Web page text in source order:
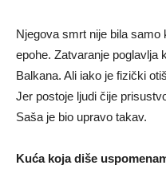
Njegova smrt nije bila samo
epohe. Zatvaranje poglavlja
Balkana. Ali iako je fizički
Jer postoje ljudi čije
Saša je bio upravo takav.
Kuća koja diše